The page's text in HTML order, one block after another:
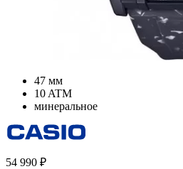
47 мм
10 ATM
минеральное
54 990 ₽